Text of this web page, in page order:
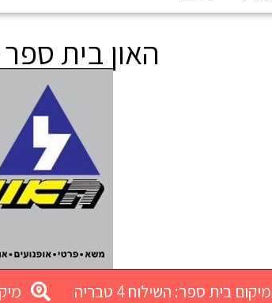
האון בית
מיקום בית ספר: השילוח 4 טבריה